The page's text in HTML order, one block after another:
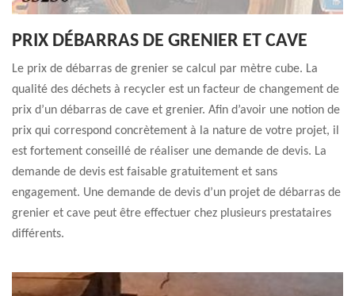
PRIX DÉBARRAS DE GRENIER ET CAVE
Le prix de débarras de grenier se calcul par mètre cube. La
qualité des déchets à recycler est un facteur de changement de
prix d’un débarras de cave et grenier. Afin d’avoir une notion de
prix qui correspond concrètement à la nature de votre projet, il
est fortement conseillé de réaliser une demande de devis. La
demande de devis est faisable gratuitement et sans
engagement. Une demande de devis d’un projet de débarras de
grenier et cave peut être effectuer chez plusieurs prestataires
différents.